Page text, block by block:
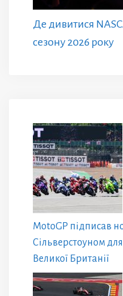
Де дивитися
сезону 2026 року
MotoGP підписав
Сільверстоуном
Великої Британії